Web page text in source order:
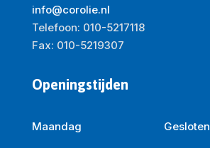
info@corolie.nl
Telefoon: 010-5217118
Fax: 010-5219307
Openingstijden
Maandag Gesloten